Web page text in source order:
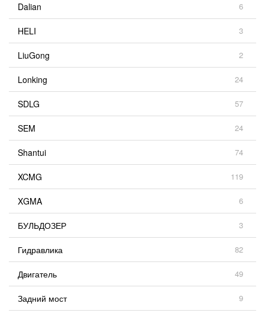
Dalian 6
HELI 3
LiuGong 2
Lonking 24
SDLG 57
SEM 24
Shantui 74
XCMG 119
XGMA 6
БУЛЬДОЗЕР 3
Гидравлика 82
Двигатель 49
Задний мост 9